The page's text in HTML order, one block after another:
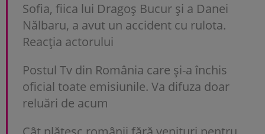
Sofia, fiica lui Dragoș Bucur și a Danei
Nălbaru, a avut un accident cu rulota.
Reacția actorului
Postul Tv din România care și-a închis
oficial toate emisiunile. Va difuza doar
reluări de acum